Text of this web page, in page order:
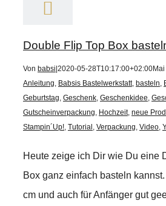
Double Flip Top Box
Von babsi 2020-05-28T10:17:00+02:00
Anleitung, Babsis Bastelwerkstatt, basteln,
Geburtstag, Geschenk, Geschenkidee,
Gutscheinverpackung, Hochzeit, neue
Stampin´Up!, Tutorial , Verpackung, Video,
Heute zeige ich Dir wie Du eine
Box ganz einfach basteln
cm und auch für Anfänger gut